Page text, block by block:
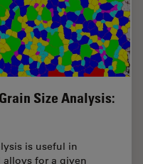
Size Analysis:
is useful in
for a given